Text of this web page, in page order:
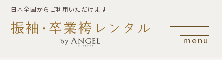
日本全国からご利用いただけます
menu